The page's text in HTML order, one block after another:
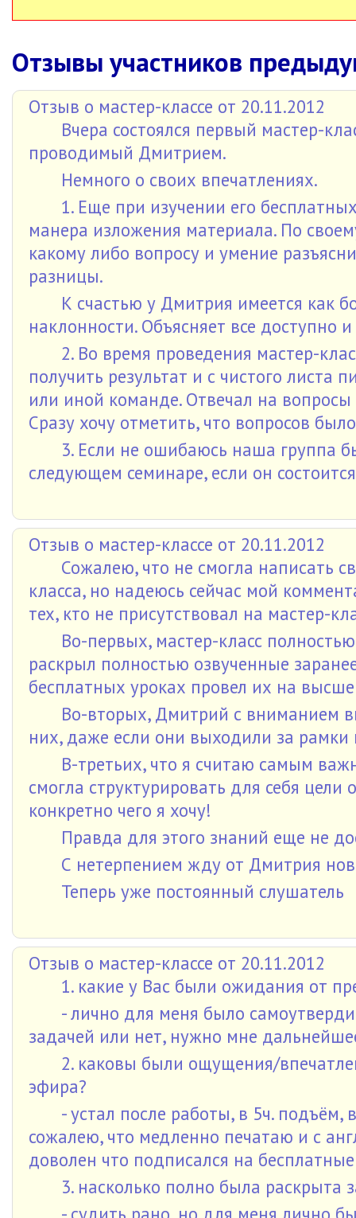
Отзывы участников
Отзыв о мастер-классе от 20.11.2012
Вчера состоялся первый мастер-
проводимый Дмитрием.
Немного о своих впечатлениях.
1. Еще при изучении его
манера изложения материала. По
какому либо вопросу и умение
разницы.
К счастью у Дмитрия имеется как
наклонности. Объясняет все доступно
2. Во время проведения мастер-
получить результат и с чистого листа
или иной команде. Отвечал на вопросы
Сразу хочу отметить, что вопросов
3. Если не ошибаюсь наша группа
следующем семинаре, если он
Отзыв о мастер-классе от 20.11.2012
Сожалею, что не смогла написать
класса, но надеюсь сейчас мой
тех, кто не присутствовал на мастер-
Во-первых, мастер-класс
раскрыл полностью озвученные
бесплатных уроках провел их на
Во-вторых, Дмитрий с вниманием
них, даже если они выходили за
В-третьих, что я считаю самым
смогла структурировать для себя
конкретно чего я хочу!
Правда для этого знаний еще не
С нетерпением жду от Дмитрия
Теперь уже постоянный слушатель
Отзыв о мастер-классе от 20.11.2012
1. какие у Вас были ожидания от
- лично для меня было
задачей или нет, нужно мне
2. каковы были ощущения/
эфира?
- устал после работы, в 5ч.
сожалею, что медленно печатаю и с
доволен что подписался на
3. насколько полно была раскрыта